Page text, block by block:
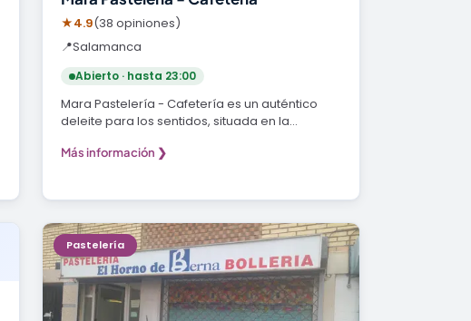
★4.9(38 opiniones)
📍Salamanca
Abierto · hasta 23:00
Mara Pastelería - Cafetería es un auténtico
deleite para los sentidos, situada en la
Más información ❯
Pastelería